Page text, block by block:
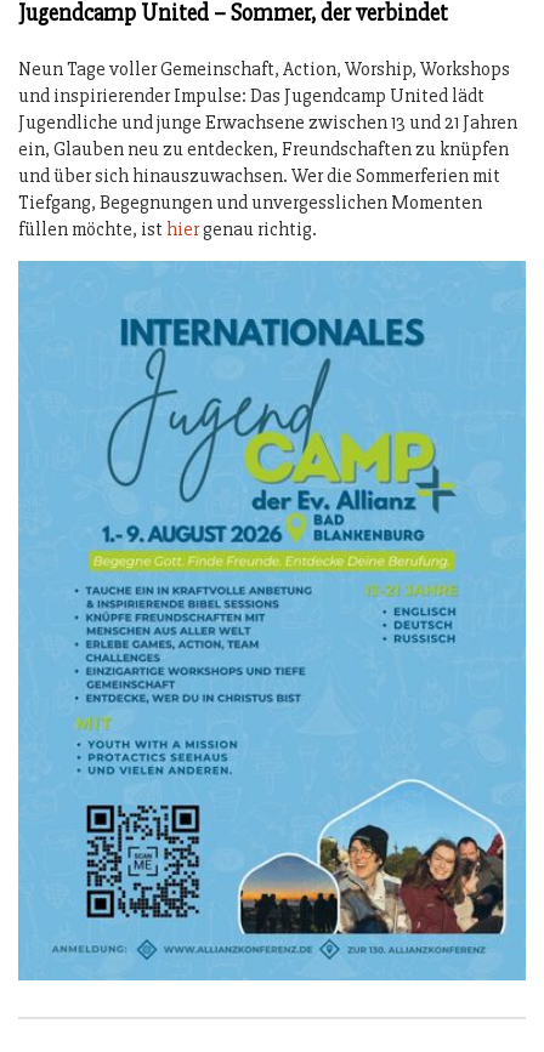
Jugendcamp United – Sommer, der verbindet
Neun Tage voller Gemeinschaft, Action, Worship, Workshops
und inspirierender Impulse: Das Jugendcamp United lädt
Jugendliche und junge Erwachsene zwischen 13 und 21 Jahren
ein, Glauben neu zu entdecken, Freundschaften zu knüpfen
und über sich hinauszuwachsen. Wer die Sommerferien mit
Tiefgang, Begegnungen und unvergesslichen Momenten
füllen möchte, ist hiergenau richtig.